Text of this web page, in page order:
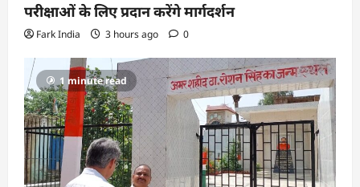
परीक्षाओं के लिए प्रदान करेंगे मार्गदर्शन
Fark India 3 hours ago 0
1 minute read